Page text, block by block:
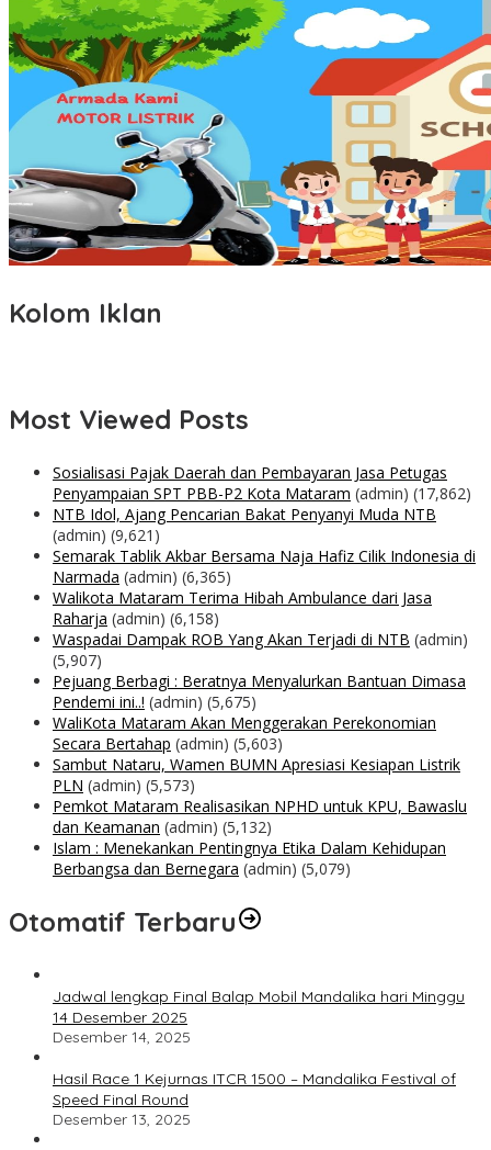
Kolom Iklan
Most Viewed Posts
Sosialisasi Pajak Daerah dan Pembayaran Jasa Petugas
Penyampaian SPT PBB-P2 Kota Mataram (admin) (17,862)
NTB Idol, Ajang Pencarian Bakat Penyanyi Muda NTB
(admin) (9,621)
Semarak Tablik Akbar Bersama Naja Hafiz Cilik Indonesia di
Narmada (admin) (6,365)
Walikota Mataram Terima Hibah Ambulance dari Jasa
Raharja (admin) (6,158)
Waspadai Dampak ROB Yang Akan Terjadi di NTB (admin)
(5,907)
Pejuang Berbagi : Beratnya Menyalurkan Bantuan Dimasa
Pendemi ini..! (admin) (5,675)
WaliKota Mataram Akan Menggerakan Perekonomian
Secara Bertahap (admin) (5,603)
Sambut Nataru, Wamen BUMN Apresiasi Kesiapan Listrik
PLN (admin) (5,573)
Pemkot Mataram Realisasikan NPHD untuk KPU, Bawaslu
dan Keamanan (admin) (5,132)
Islam : Menekankan Pentingnya Etika Dalam Kehidupan
Berbangsa dan Bernegara (admin) (5,079)
Otomatif Terbaru
Jadwal lengkap Final Balap Mobil Mandalika hari Minggu
14 Desember 2025
Desember 14, 2025
Hasil Race 1 Kejurnas ITCR 1500 – Mandalika Festival of
Speed Final Round
Desember 13, 2025